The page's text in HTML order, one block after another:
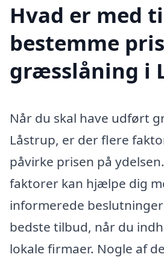
Hvad er med
bestemme
græsslåning i
Når du skal have udført
Låstrup, er der flere
påvirke prisen på
faktorer kan hjælpe dig
informerede
bedste tilbud, når du
lokale firmaer. Nogle af